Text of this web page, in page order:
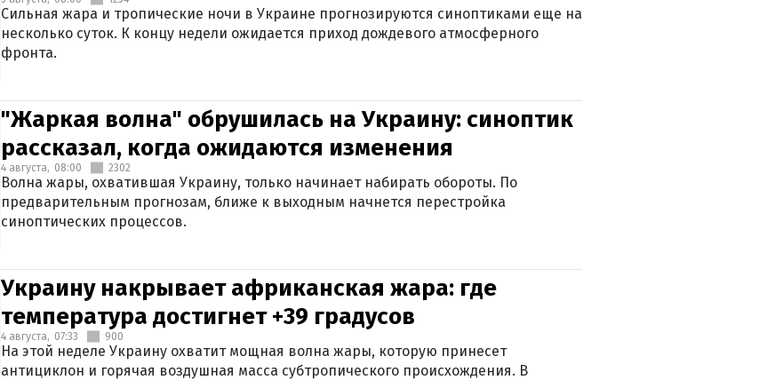
Сильная жара и тропические ночи в Украине прогнозируются синоптиками еще на
несколько суток. К концу недели ожидается приход дождевого атмосферного
фронта.
"Жаркая волна" обрушилась на Украину: синоптик
рассказал, когда ожидаются изменения
4 августа, 08:00 2302
Волна жары, охватившая Украину, только начинает набирать обороты. По
предварительным прогнозам, ближе к выходным начнется перестройка
синоптических процессов.
Украину накрывает африканская жара: где
температура достигнет +39 градусов
4 августа, 07:33 900
На этой неделе Украину охватит мощная волна жары, которую принесет
антициклон и горячая воздушная масса субтропического происхождения. В